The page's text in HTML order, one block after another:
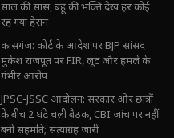
साल की सास, बहू की भक्ति देख हर कोई
रह गया हैरान
कासगंज: कोर्ट के आदेश पर BJP सांसद
मुकेश राजपूत पर FIR, लूट और हमले के
गंभीर आरोप
JPSC-JSSC आंदोलन: सरकार और छात्रों
के बीच 2 घंटे चली बैठक, CBI जांच पर नहीं
बनी सहमति; सत्याग्रह जारी